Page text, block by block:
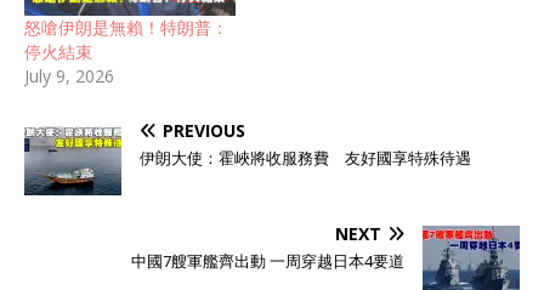
怒嗆伊朗是無賴！特朗普：
停火結束
July 9, 2026
PREVIOUS
伊朗大使：霍峽將收服務費 友好國享特殊待遇
NEXT
中國7艘軍艦齊出動 一周穿越日本4要道